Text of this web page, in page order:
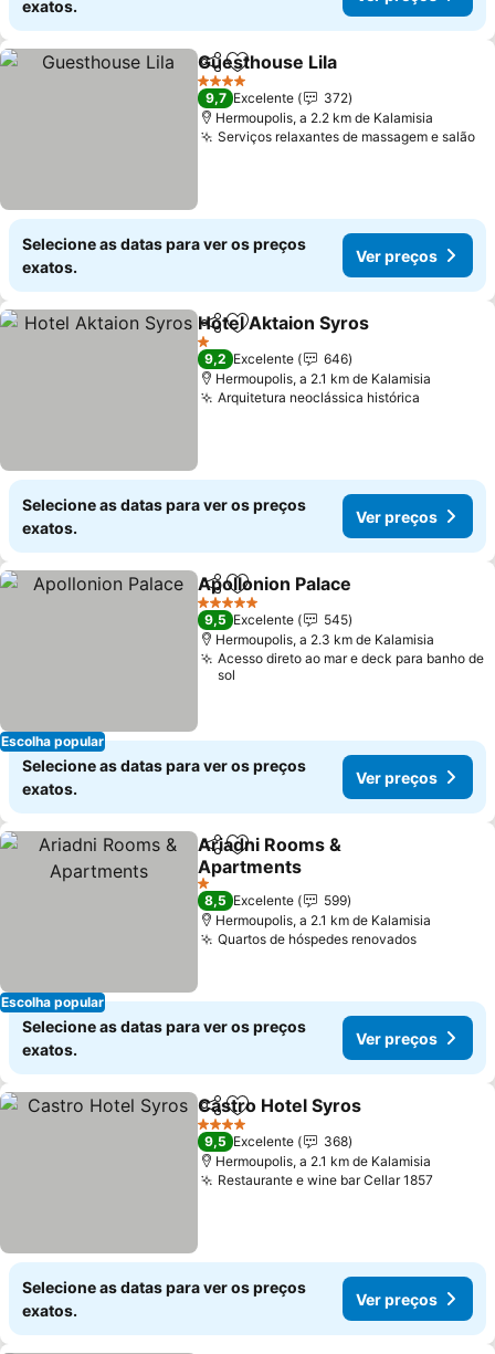
exatos.
PartilharAdicionar aos favoritos
Guesthouse Lila
4 Estrelas
9,7 Excelente
372
Hermoupolis, a 2.2 km de Kalamisia
Serviços relaxantes de massagem e salão
Selecione as datas para ver os preços
exatos.
Ver preços
PartilharAdicionar aos favoritos
Hotel Aktaion Syros
1 Estrelas
9,2 Excelente
646
Hermoupolis, a 2.1 km de Kalamisia
Arquitetura neoclássica histórica
Selecione as datas para ver os preços
exatos.
Ver preços
Escolha popular
PartilharAdicionar aos favoritos
Apollonion Palace
5 Estrelas
9,5 Excelente
545
Hermoupolis, a 2.3 km de Kalamisia
Acesso direto ao mar e deck para banho de
sol
Selecione as datas para ver os preços
exatos.
Ver preços
Escolha popular
PartilharAdicionar aos favoritos
Ariadni Rooms &
Apartments
1 Estrelas
8,5 Excelente
599
Hermoupolis, a 2.1 km de Kalamisia
Quartos de hóspedes renovados
Selecione as datas para ver os preços
exatos.
Ver preços
PartilharAdicionar aos favoritos
Castro Hotel Syros
4 Estrelas
9,5 Excelente
368
Hermoupolis, a 2.1 km de Kalamisia
Restaurante e wine bar Cellar 1857
Selecione as datas para ver os preços
exatos.
Ver preços